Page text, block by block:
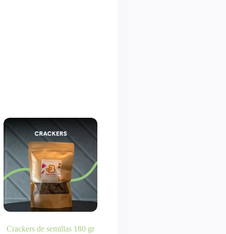
Crackers de semillas 180 gr